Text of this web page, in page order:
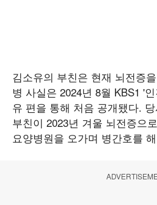
김소유의 부친은 현재 뇌전증
병 사실은 2024년 8월 KBS1 '
유 편을 통해 처음 공개됐다.
부친이 2023년 겨울 뇌전증으
요양병원을 오가며 병간호를